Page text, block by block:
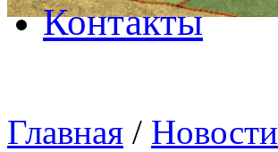
Контакты
Главная / Новости